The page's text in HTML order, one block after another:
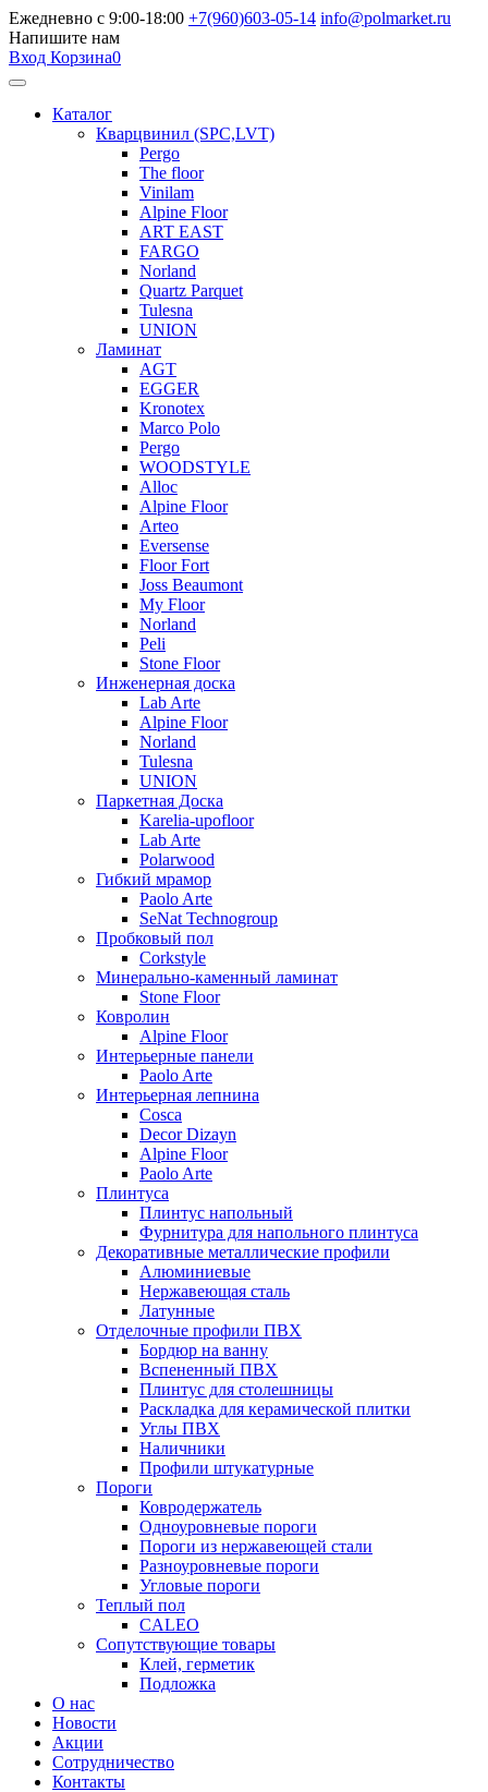
Ежедневно с 9:00-18:00 +7(960)603-05-14 info@polmarket.ru
Напишите нам
Вход Корзина0
Каталог
Кварцвинил (SPC,LVT)
Pergo
The floor
Vinilam
Alpine Floor
ART EAST
FARGO
Norland
Quartz Parquet
Tulesna
UNION
Ламинат
AGT
EGGER
Kronotex
Marco Polo
Pergo
WOODSTYLE
Alloc
Alpine Floor
Arteo
Eversense
Floor Fort
Joss Beaumont
My Floor
Norland
Peli
Stone Floor
Инженерная доска
Lab Arte
Alpine Floor
Norland
Tulesna
UNION
Паркетная Доска
Karelia-upofloor
Lab Arte
Polarwood
Гибкий мрамор
Paolo Arte
SeNat Technogroup
Пробковый пол
Corkstyle
Минерально-каменный ламинат
Stone Floor
Ковролин
Alpine Floor
Интерьерные панели
Paolo Arte
Интерьерная лепнина
Cosca
Decor Dizayn
Alpine Floor
Paolo Arte
Плинтуса
Плинтус напольный
Фурнитура для напольного плинтуса
Декоративные металлические профили
Алюминиевые
Нержавеющая сталь
Латунные
Отделочные профили ПВХ
Бордюр на ванну
Вспененный ПВХ
Плинтус для столешницы
Раскладка для керамической плитки
Углы ПВХ
Наличники
Профили штукатурные
Пороги
Ковродержатель
Одноуровневые пороги
Пороги из нержавеющей стали
Разноуровневые пороги
Угловые пороги
Теплый пол
CALEO
Сопутствующие товары
Клей, герметик
Подложка
О нас
Новости
Акции
Сотрудничество
Контакты